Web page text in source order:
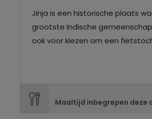
Jinja is een historische plaats
grootste Indische
ook voor kiezen om een
Maaltijd inbegrepen deze